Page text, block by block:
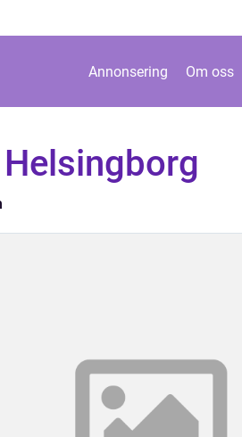
Annonsering Om oss